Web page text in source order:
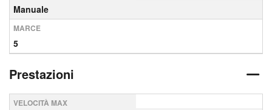
Manuale
MARCE
5
Prestazioni
VELOCITÀ MAX